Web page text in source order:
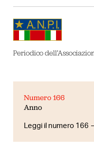
Periodico
Numero 166
Anno
Leggi il numero 166